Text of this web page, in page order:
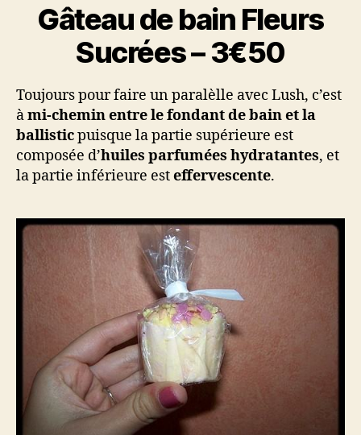
Gâteau de bain Fleurs
Sucrées – 3€50
Toujours pour faire un paralèlle avec Lush, c’est
àmi-chemin entre le fondant de bain et la
ballisticpuisque la partie supérieure est
composée d’huiles parfumées hydratantes, et
la partie inférieure esteffervescente.